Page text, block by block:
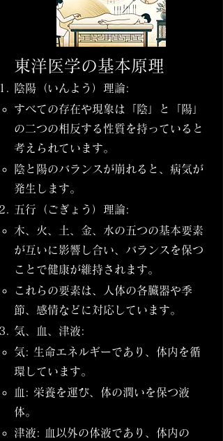
東洋医学の基本原理
陰陽（いんよう）理論:
すべての存在や現象は「陰」と「陽」
の二つの相反する性質を持っていると
考えられています。
陰と陽のバランスが崩れると、病気が
発生します。
五行（ごぎょう）理論:
木、火、土、金、水の五つの基本要素
が互いに影響し合い、バランスを保つ
ことで健康が維持されます。
これらの要素は、人体の各臓器や季
節、感情などに対応しています。
気、血、津液:
気: 生命エネルギーであり、体内を循
環しています。
血: 栄養を運び、体の潤いを保つ液
体。
津液: 血以外の体液であり、体内の